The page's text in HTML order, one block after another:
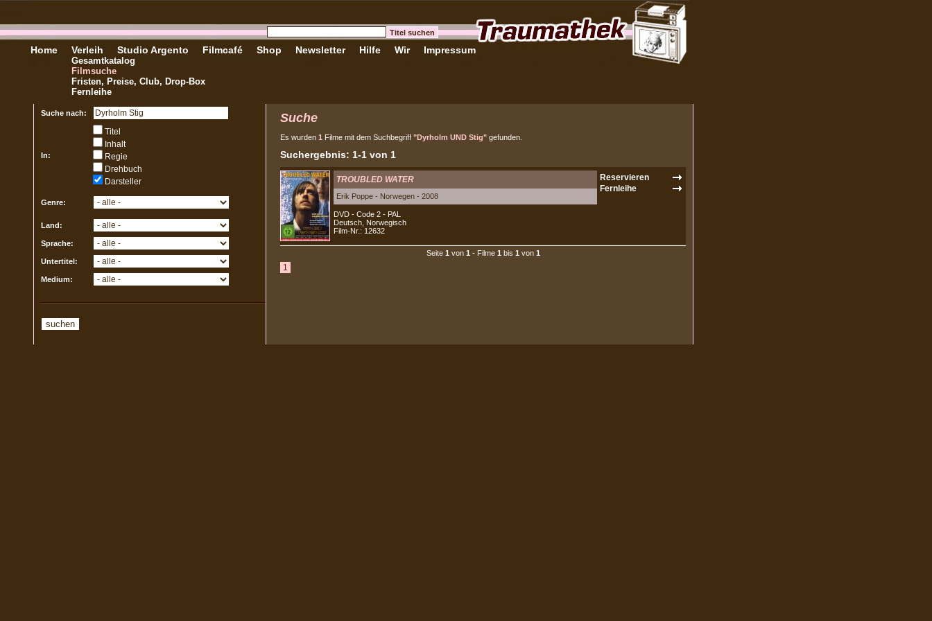
Home Verleih
Gesamtkatalog
Filmsuche
Fristen, Preise, Club, Drop-Box
Fernleihe
Studio Argento Filmcafé Shop Newsletter Hilfe Wir Impressum
Suche nach:
In:
Titel
Inhalt
Regie
Drehbuch
Darsteller
Genre:
Land:
Sprache:
Untertitel:
Medium:
Suche
Es wurden 1 Filme mit dem Suchbegriff "Dyrholm UND Stig" gefunden.
Suchergebnis: 1-1 von 1
TROUBLED WATER
Erik Poppe - Norwegen - 2008
DVD - Code 2 - PAL
Deutsch, Norwegisch
Film-Nr.: 12632
Seite 1 von 1 - Filme 1 bis 1 von 1
1